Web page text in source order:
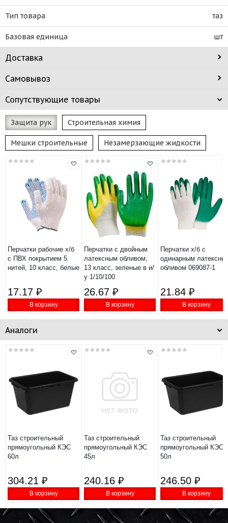
Тип товара таз
Базовая единица шт
Доставка
Самовывоз
Сопутствующие товары
Защита рук Строительная химия
Мешки строительные Незамерзающие жидкости
Перчатки рабочие х/б
с ПВХ покрытием 5
нитей, 10 класс, белые
17.17 ₽
В корзину
Перчатки с двойным
латексным обливом,
13 класс, зеленые в и/
у 1/10/100
26.67 ₽
В корзину
Перчатки х/б с
одинарным
обливом 069087-1
21.84 ₽
В корзину
Аналоги
Таз строительный
прямоугольный КЭС
60л
304.21 ₽
В корзину
Таз строительный
прямоугольный КЭС
45л
240.16 ₽
В корзину
Таз строительный
прямоугольный КЭС
50л
246.50 ₽
В корзину